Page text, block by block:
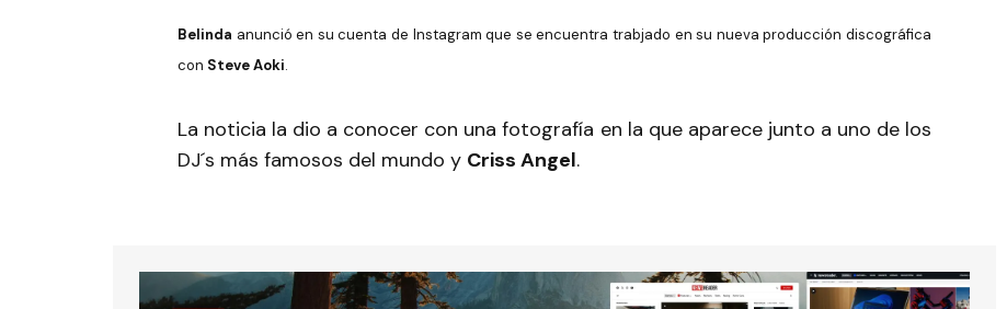
Belinda anunció en su cuenta de Instagram que se encuentra trabjado en su nueva producción discográfica
con Steve Aoki.
La noticia la dio a conocer con una fotografía en la que aparece junto a uno de los
DJ´s más famosos del mundo y Criss Angel.